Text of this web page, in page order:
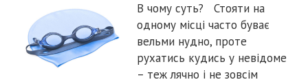
В чому суть? Стояти на
одному місці часто буває
вельми нудно, проте
рухатись кудись у невідоме
– теж лячно і не зовсім